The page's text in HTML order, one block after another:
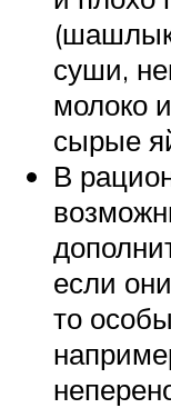
суши,
молоко
сырые
В
если
то